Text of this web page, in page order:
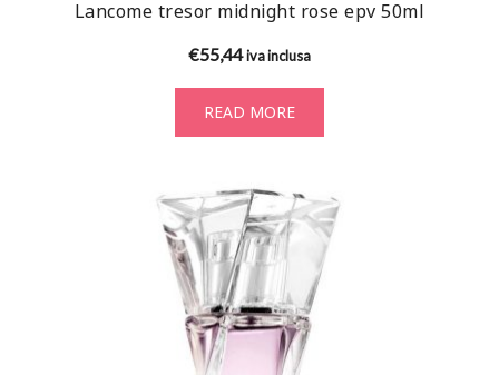
Lancome tresor midnight rose epv 50ml
€55,44iva inclusa
READ MORE